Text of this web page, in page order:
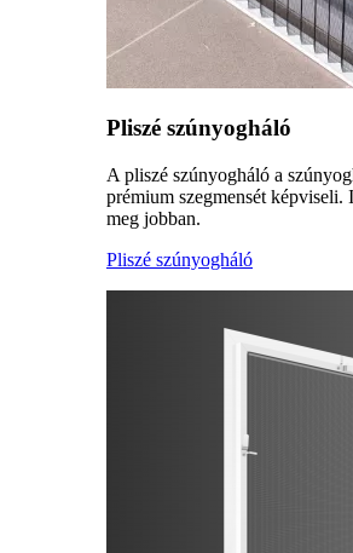
Pliszé szúnyogháló
A pliszé szúnyogháló a
prémium szegmensét képviseli.
meg jobban.
Pliszé szúnyogháló